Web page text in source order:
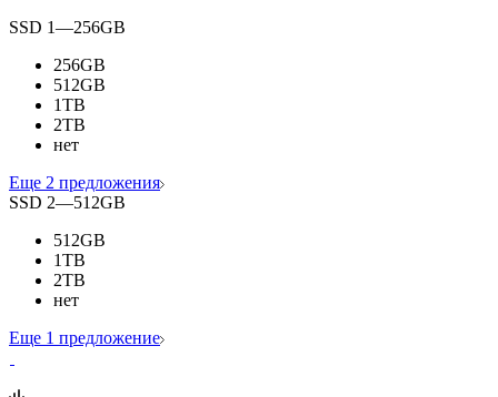
SSD 1—256GB
256GB
512GB
1TB
2TB
нет
Еще 2 предложения
SSD 2—512GB
512GB
1TB
2TB
нет
Еще 1 предложение